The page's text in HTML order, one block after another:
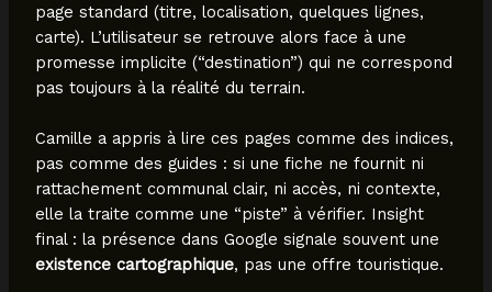
page standard (titre, localisation, quelques lignes,
carte). L’utilisateur se retrouve alors face à une
promesse implicite (“destination”) qui ne correspond
pas toujours à la réalité du terrain.
Camille a appris à lire ces pages comme des indices,
pas comme des guides : si une fiche ne fournit ni
rattachement communal clair, ni accès, ni contexte,
elle la traite comme une “piste” à vérifier. Insight
final : la présence dans Google signale souvent une
existence cartographique, pas une offre touristique.